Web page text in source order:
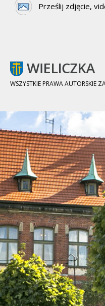
Prześlij zdjęcie,
WSZYSTKIE PRAWA AUTORSKIE